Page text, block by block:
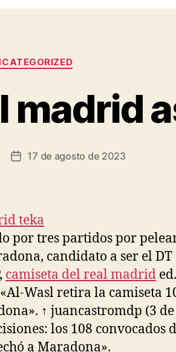
Categorías
madrid
Fecha17 de agosto de 2023
por tres partidos por
candidato a ser el DT
camiseta del real madrid
Wasl retira la camiseta
↑ juancastromdp (3 de
los 108 convocados
a Maradona».